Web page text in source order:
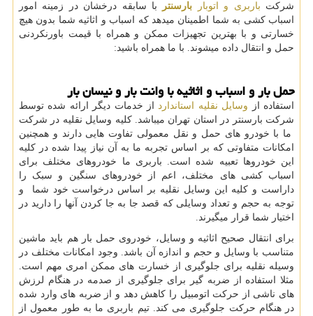
شرکت باربری و اتوبار بارسنتر
با سابقه درخشان در زمینه امور
اسباب کشی به شما اطمینان میدهد که اسباب و اثاثیه شما بدون هیچ
خسارتی و با بهترین تجهیزات ممکن و همراه با قیمت باورنکردنی
حمل و انتقال داده میشوند. با ما همراه باشید:
حمل بار و اسباب و اثاثیه با وانت بار و نیسان بار
استفاده از وسایل نقلیه استاندارداز خدمات دیگر ارائه شده توسط
شرکت بارسنتر در استان تهران میباشد. کلیه وسایل نقلیه در شرکت
ما با خودرو های حمل و نقل معمولی تفاوت هایی دارند و همچنین
امکانات متفاوتی که بر اساس تجربه ما به آن نیاز پیدا شده در کلیه
این خودروها تعبیه شده است. باربری ما خودروهای مختلف برای
اسباب کشی های مختلف، اعم از خودروهای سنگین و سبک را
داراست و کلیه این وسایل نقلیه بر اساس درخواست خود شما و
توجه به حجم و تعداد وسایلی که قصد جا به جا کردن آنها را دارید در
اختیار شما قرار میگیرند.
برای انتقال صحیح اثاثیه و وسایل، خودروی حمل بار هم باید ماشین
متناسب با وسایل و حجم و اندازه آن باشد. وجود امکانات مختلف در
وسیله نقلیه برای جلوگیری از خسارت های ممکن امری مهم است.
مثلا استفاده از ضربه گیر برای جلوگیری از صدمه در هنگام لرزش
های ناشی از حرکت اتومبیل را کاهش دهد و از ضربه های وارد شده
در هنگام حرکت جلوگیری می کند. تیم باربری ما به طور معمول از